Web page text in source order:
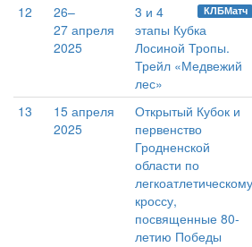
12
26–
27 апреля
2025
КЛБМатч
3 и 4
этапы Кубка
Лосиной Тропы.
Трейл «Медвежий
лес»
13
15 апреля
2025
Открытый Кубок и
первенство
Гродненской
области по
легкоатлетическому
кроссу,
посвященные 80-
летию Победы